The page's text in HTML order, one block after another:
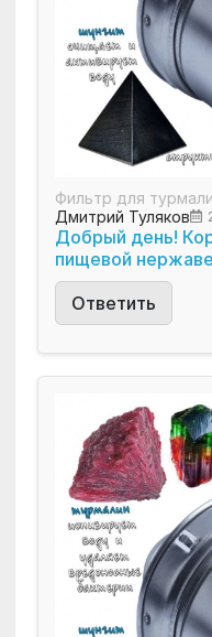
Фильтр для
Дмитрий Туляков
Добрый день!
пищевой
Ответить